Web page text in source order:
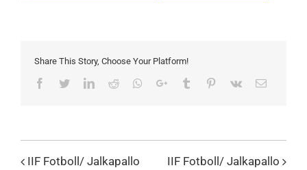
Share This Story, Choose Your Platform!
Facebook
TwitterLinkedIn
Reddit Whatsapp
Google+Tumblr Pinterest
Vk Email
Evenemang
IIF Fotboll/ Jalkapallo IIF Fotboll/ Jalkapallo